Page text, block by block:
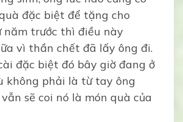
đặc biệt để tặng cho
năm trước thì điều này
vì thần chết đã lấy ông đi.
đặc biệt đó bây giờ đang ở
không phải là từ tay ông
sẽ coi nó là món quà của